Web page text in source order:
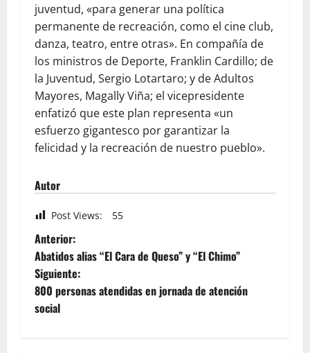
juventud, «para generar una política
permanente de recreación, como el cine club,
danza, teatro, entre otras». En compañía de
los ministros de Deporte, Franklin Cardillo; de
la Juventud, Sergio Lotartaro; y de Adultos
Mayores, Magally Viña; el vicepresidente
enfatizó que este plan representa «un
esfuerzo gigantesco por garantizar la
felicidad y la recreación de nuestro pueblo».
Autor
Post Views: 55
Anterior:
Abatidos alias “El Cara de Queso” y “El Chimo”
Siguiente:
800 personas atendidas en jornada de atención
social